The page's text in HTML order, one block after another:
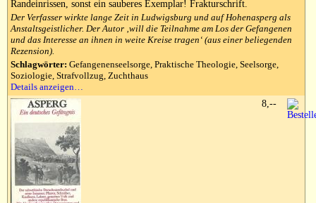
Randeinrissen, sonst ein sauberes Exemplar! Frakturschrift.
Der Verfasser wirkte lange Zeit in Ludwigsburg und auf Hohenasperg als
Anstaltsgeistlicher. Der Autor ‚will die Teilnahme am Los der Gefangenen
und das Interesse an ihnen in weite Kreise tragen‘ (aus einer beliegenden
Rezension).
Schlagwörter: Gefangenenseelsorge, Praktische Theologie, Seelsorge,
Soziologie, Strafvollzug, Zuchthaus
Details anzeigen…
8,--